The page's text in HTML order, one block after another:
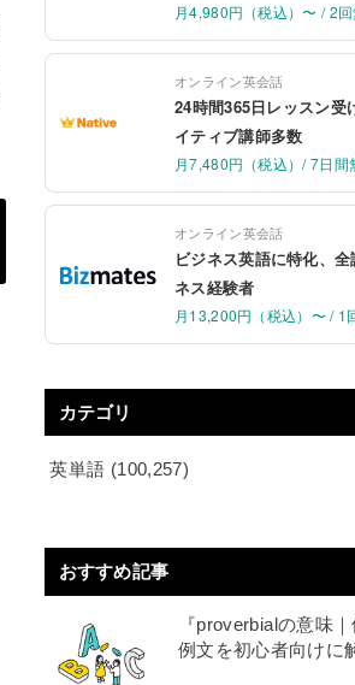
月4,980円（税込）〜 / 2
オンライン英会話
24時間365日レッスン受
イティブ講師多数
月7,480円（税込）/ 7日間
オンライン英会話
ビジネス英語に特化、
ネス経験者
月13,200円（税込）〜 / 1
カテゴリ
英単語 (100,257)
おすすめ記事
『proverbialの意味
例文を初心者向けに